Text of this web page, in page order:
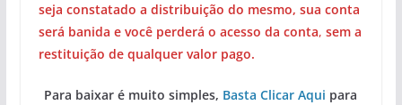
seja constatado a distribuição do mesmo, sua conta
será banida e você perderá o acesso da conta, sem a
restituição de qualquer valor pago.
Para baixar é muito simples, Basta Clicar Aqui para